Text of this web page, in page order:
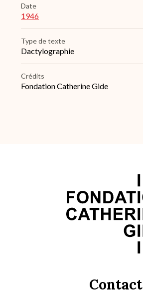
Date
1946
Type de texte
Dactylographie
Crédits
Fondation Catherine Gide
Contact